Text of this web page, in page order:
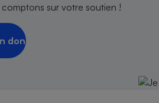
comptons sur votre soutien !
don